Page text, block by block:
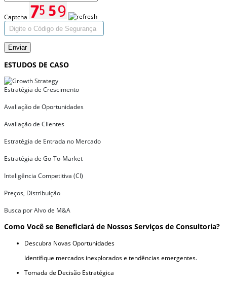
Captcha
Enviar
ESTUDOS DE CASO
Estratégia de Crescimento
Avaliação de Oportunidades
Avaliação de Clientes
Estratégia de Entrada no Mercado
Estratégia de Go-To-Market
Inteligência Competitiva (CI)
Preços, Distribuição
Busca por Alvo de M&A
Como Você se Beneficiará de Nossos Serviços de Consultoria?
Descubra Novas Oportunidades
Identifique mercados inexplorados e tendências emergentes.
Tomada de Decisão Estratégica